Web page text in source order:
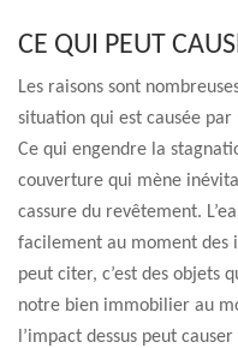
CE QUI PEUT
Les raisons sont
situation qui est causée
Ce qui engendre la
couverture qui mène
cassure du revêtement.
facilement au moment des
peut citer, c’est des objets
notre bien immobilier au
l’impact dessus peut